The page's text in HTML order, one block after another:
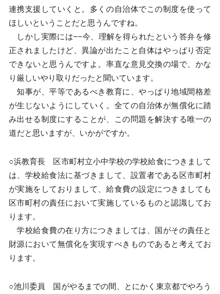
連携支援していくと。多くの自治体でこの制度を使って
ほしいということだと思うんですね。
しかし実際には−−今、理解を得られたという答弁を修
正されましたけど、異論が出たこと自体はやっぱり否定
できないと思うんですよ。率直な意見交換の場で、かな
り厳しいやり取りだったと聞いています。
知事が、平等であるべき教育に、やっぱり地域間格差
が生じないようにしていく。全ての自治体が無償化に踏
み出せる制度にすることが、この問題を解決する唯一の
道だと思いますが、いかがですか。
○浜教育長 区市町村立小中学校の学校給食につきまして
は、学校給食法に基づきまして、設置者である区市町村
が実施をしておりまして、給食費の設定につきましても
区市町村の責任において実施しているものと認識してお
ります。
学校給食費の在り方につきましては、国がその責任と
財源において無償化を実現すべきものであると考えてお
ります。
○池川委員 国がやるまでの間、とにかく東京都でやろう